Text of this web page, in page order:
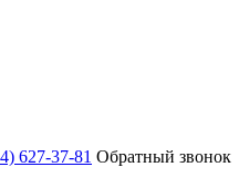
627-37-81 Обратный звонок